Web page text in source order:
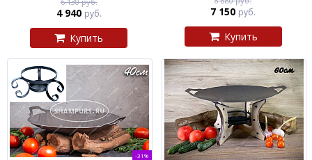
4 940 руб.
Купить
7 150 руб.
Купить
-31%